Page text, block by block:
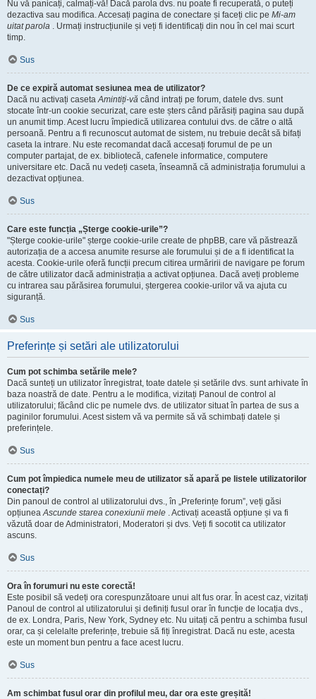
Nu vă panicați, calmați-vă! Dacă parola dvs. nu poate fi recuperată, o puteți
dezactiva sau modifica. Accesați pagina de conectare și faceți clic pe Mi-am
uitat parola . Urmați instrucțiunile și veți fi identificați din nou în cel mai scurt
timp.
Sus
De ce expiră automat sesiunea mea de utilizator?
Dacă nu activați casetaAmintiți-vă când intrați pe forum, datele dvs. sunt
stocate într-un cookie securizat, care este șters când părăsiți pagina sau după
un anumit timp. Acest lucru împiedică utilizarea contului dvs. de către o altă
persoană. Pentru a fi recunoscut automat de sistem, nu trebuie decât să bifați
caseta la intrare. Nu este recomandat dacă accesați forumul de pe un
computer partajat, de ex. bibliotecă, cafenele informatice, computere
universitare etc. Dacă nu vedeți caseta, înseamnă că administrația forumului a
dezactivat opțiunea.
Sus
Care este funcția „Șterge cookie-urile”?
"Șterge cookie-urile" șterge cookie-urile create de phpBB, care vă păstrează
autorizația de a accesa anumite resurse ale forumului și de a fi identificat la
acesta. Cookie-urile oferă funcții precum citirea urmăririi de navigare pe forum
de către utilizator dacă administrația a activat opțiunea. Dacă aveți probleme
cu intrarea sau părăsirea forumului, ștergerea cookie-urilor vă va ajuta cu
siguranță.
Sus
Preferințe și setări ale utilizatorului
Cum pot schimba setările mele?
Dacă sunteți un utilizator înregistrat, toate datele și setările dvs. sunt arhivate în
baza noastră de date. Pentru a le modifica, vizitați Panoul de control al
utilizatorului; făcând clic pe numele dvs. de utilizator situat în partea de sus a
paginilor forumului. Acest sistem vă va permite să vă schimbați datele și
preferințele.
Sus
Cum pot împiedica numele meu de utilizator să apară pe listele utilizatorilor
conectați?
Din panoul de control al utilizatorului dvs., în „Preferințe forum”, veți găsi
opțiuneaAscunde starea conexiunii mele . Activați această opțiune și va fi
văzută doar de Administratori, Moderatori și dvs. Veți fi socotit ca utilizator
ascuns.
Sus
Ora în forumuri nu este corectă!
Este posibil să vedeți ora corespunzătoare unui alt fus orar. În acest caz, vizitați
Panoul de control al utilizatorului și definiți fusul orar în funcție de locația dvs.,
de ex. Londra, Paris, New York, Sydney etc. Nu uitați că pentru a schimba fusul
orar, ca și celelalte preferințe, trebuie să fiți înregistrat. Dacă nu este, acesta
este un moment bun pentru a face acest lucru.
Sus
Am schimbat fusul orar din profilul meu, dar ora este greșită!